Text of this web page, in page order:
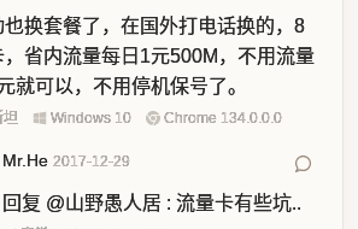
也换套餐了，在国外打电话换的，8
，省内流量每日1元500M，不用流量
就可以，不用停机保号了。
坦 Windows 10 Chrome 134.0.0.0
Mr.He 2017-12-29
回复 @山野愚人居 : 流量卡有些坑..